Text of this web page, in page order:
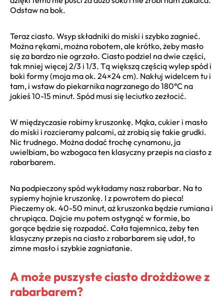
Odstaw na bok.
Teraz ciasto. Wsyp składniki do miski i szybko zagnieć.
Można rękami, można robotem, ale krótko, żeby masło
się za bardzo nie ogrzało. Ciasto podziel na dwie części,
tak mniej więcej 2/3 i 1/3. Tą większą częścią wylep spód i
boki formy (moja ma ok. 24×24 cm). Nakłuj widelcem tu i
tam, i wstaw do piekarnika nagrzanego do 180°C na
jakieś 10-15 minut. Spód musi się leciutko zezłocić.
W międzyczasie robimy kruszonkę. Mąka, cukier i masło
do miski i rozcieramy palcami, aż zrobią się takie grudki.
Nic trudnego. Można dodać trochę cynamonu, ja
uwielbiam, bo wzbogaca ten klasyczny przepis na ciasto z
rabarbarem.
Na podpieczony spód wykładamy nasz rabarbar. Na to
sypiemy hojnie kruszonkę. I z powrotem do pieca!
Pieczemy ok. 40-50 minut, aż kruszonka będzie rumiana i
chrupiąca. Dajcie mu potem ostygnąć w formie, bo
gorące będzie się rozpadać. Cała tajemnica, żeby ten
klasyczny przepis na ciasto z rabarbarem się udał, to
zimne masło i szybkie zagniatanie.
A może puszyste ciasto drożdżowe z
rabarbarem?